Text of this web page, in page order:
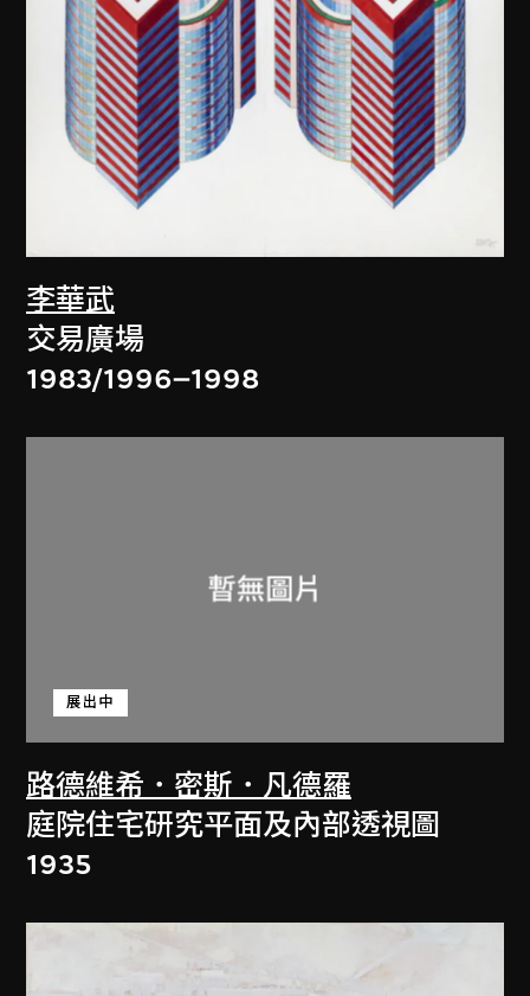
李華武
交易廣場
1983/1996–1998
路德維希．密斯．凡德羅
展出中
庭院住宅研究平面及內部透視圖
1935